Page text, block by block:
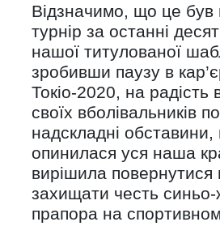
Відзначимо, що це
турнір за останні
нашої титулованої
зробивши паузу в
Токіо-2020, на радість
своїх вболівальників
надскладні обставини,
опинилася уся наша
вирішила повернутися
захищати честь синьо-
прапора на